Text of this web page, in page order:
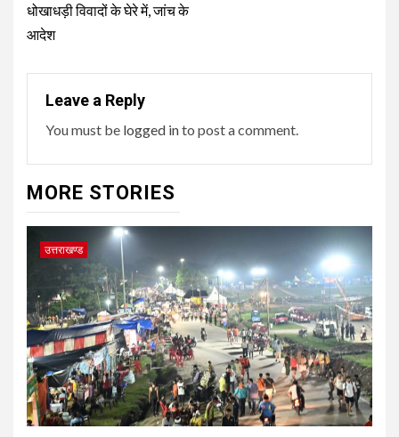
धोखाधड़ी विवादों के घेरे में, जांच के
आदेश
Leave a Reply
You must be logged into post a comment.
MORE STORIES
उत्तराखण्ड